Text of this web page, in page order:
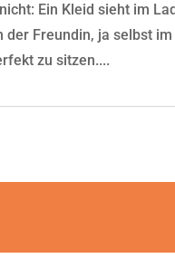
Ein Kleid sieht im
der Freundin, ja selbst im
zu sitzen....